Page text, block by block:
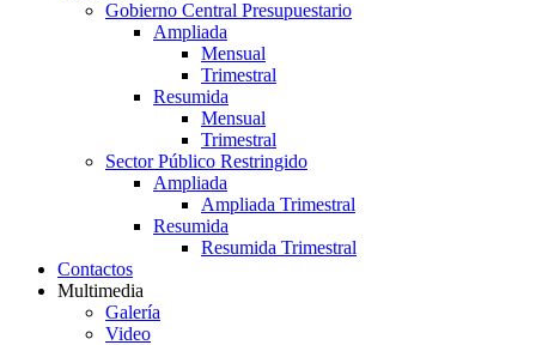
Gobierno Central Presupuestario
Ampliada
Mensual
Trimestral
Resumida
Mensual
Trimestral
Sector Público Restringido
Ampliada
Ampliada Trimestral
Resumida
Resumida Trimestral
Contactos
Multimedia
Galería
Video